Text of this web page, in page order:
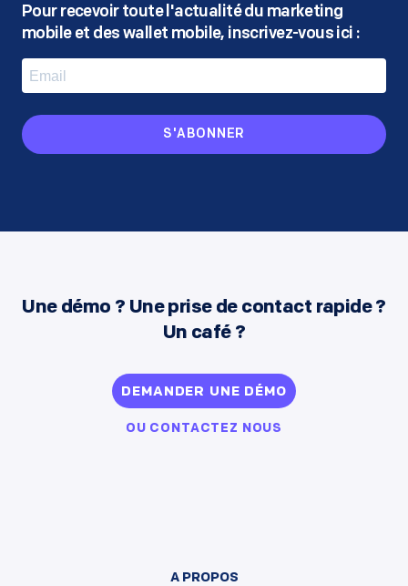
Pour recevoir toute l'actualité du marketing
mobile et des wallet mobile, inscrivez-vous ici :
S'ABONNER
Une démo ? Une prise de contact rapide ?
Un café ?
DEMANDER UNE DÉMO
OU CONTACTEZ NOUS
A PROPOS